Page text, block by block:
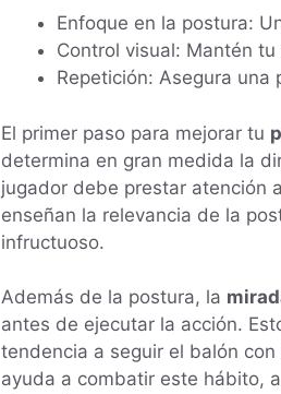
Enfoque en la postura:
Control visual: Mantén
Repetición: Asegura una
El primer paso para mejorar tu
determina en gran medida la
jugador debe prestar atención
enseñan la relevancia de la
infructuoso.
Además de la postura, la
antes de ejecutar la acción.
tendencia a seguir el balón
ayuda a combatir este hábito,